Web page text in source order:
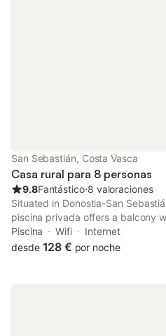
San Sebastián, Costa Vasca
Casa rural para 8 personas
9.8Fantástico⋅8 valoraciones
Situated in Donostia-San
piscina privada offers a balcony
well as a seasonal outdoor pool,
Piscina Wifi
Internet
desde 128 € por noche